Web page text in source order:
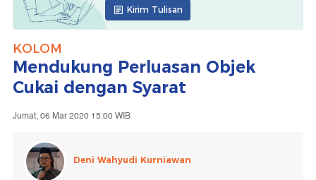
Kirim Tulisan
KOLOM
Mendukung Perluasan Objek
Cukai dengan Syarat
Jumat, 06 Mar 2020 15:00 WIB
Deni Wahyudi Kurniawan